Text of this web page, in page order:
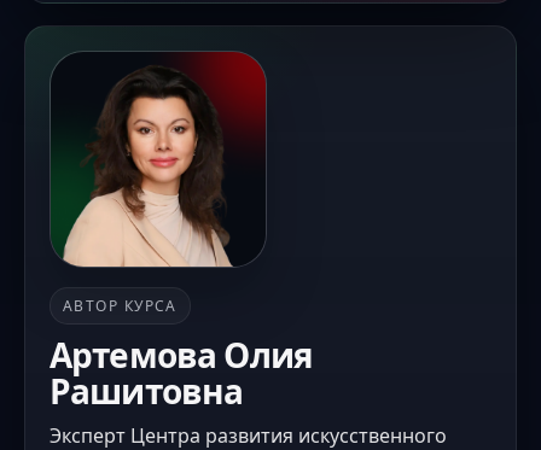
АВТОР КУРСА
Артемова Олия
Рашитовна
Эксперт Центра развития искусственного